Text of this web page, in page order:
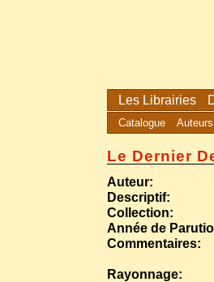
Les Librairies
Catalogue Auteurs
Le Dernier
Auteur:
Descriptif:
Collection:
Année de
Commentaires:
Rayonnage: